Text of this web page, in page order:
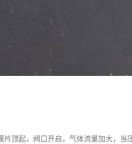
顶起，阀口开启，气体流量加大，